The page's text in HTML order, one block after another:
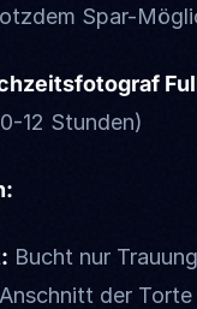
Spar-
12 Stunden)
Bucht nur
der